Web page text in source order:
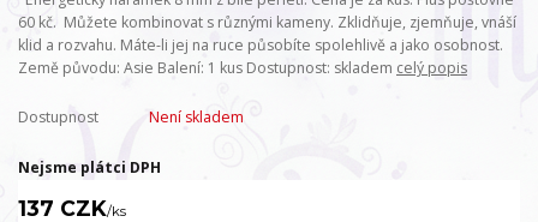
60 kč. Můžete kombinovat s různými kameny. Zklidňuje, zjemňuje, vnáší
klid a rozvahu. Máte-li jej na ruce působíte spolehlivě a jako osobnost.
Země původu: Asie Balení: 1 kus Dostupnost: skladem celý popis
Dostupnost Není skladem
Nejsme plátci DPH
137 CZK/ks